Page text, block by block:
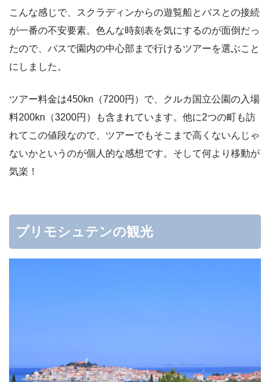
こんな感じで、スクラディンからの遊覧船とバスとの接続
が一番の不安要素。 色んな時刻表を気にするのが面倒だっ
たので、バスで園内の中心部まで行けるツアーを選ぶこと
にしました。
ツアー料金は450kn（7200円）で、クルカ国立公園の入場
料200kn（3200円）も含まれています。他に2つの町も訪
れてこの値段なので、ツアーでもそこまで高くないんじゃ
ないかというのが個人的な感想です。そして何より移動が
気楽！
プリモシュテンの観光